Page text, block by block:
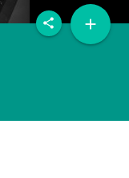
add
share